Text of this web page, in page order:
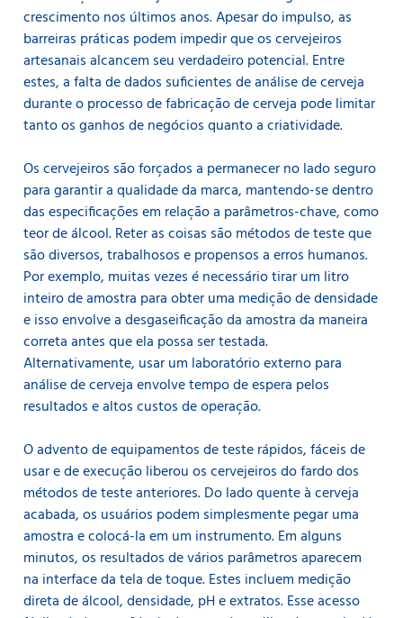
crescimento nos últimos anos. Apesar do impulso, as
barreiras práticas podem impedir que os cervejeiros
artesanais alcancem seu verdadeiro potencial. Entre
estes, a falta de dados suficientes de análise de cerveja
durante o processo de fabricação de cerveja pode limitar
tanto os ganhos de negócios quanto a criatividade.
Os cervejeiros são forçados a permanecer no lado seguro
para garantir a qualidade da marca, mantendo-se dentro
das especificações em relação a parâmetros-chave, como
teor de álcool. Reter as coisas são métodos de teste que
são diversos, trabalhosos e propensos a erros humanos.
Por exemplo, muitas vezes é necessário tirar um litro
inteiro de amostra para obter uma medição de densidade
e isso envolve a desgaseificação da amostra da maneira
correta antes que ela possa ser testada.
Alternativamente, usar um laboratório externo para
análise de cerveja envolve tempo de espera pelos
resultados e altos custos de operação.
O advento de equipamentos de teste rápidos, fáceis de
usar e de execução liberou os cervejeiros do fardo dos
métodos de teste anteriores. Do lado quente à cerveja
acabada, os usuários podem simplesmente pegar uma
amostra e colocá-la em um instrumento. Em alguns
minutos, os resultados de vários parâmetros aparecem
na interface da tela de toque. Estes incluem medição
direta de álcool, densidade, pH e extratos. Esse acesso